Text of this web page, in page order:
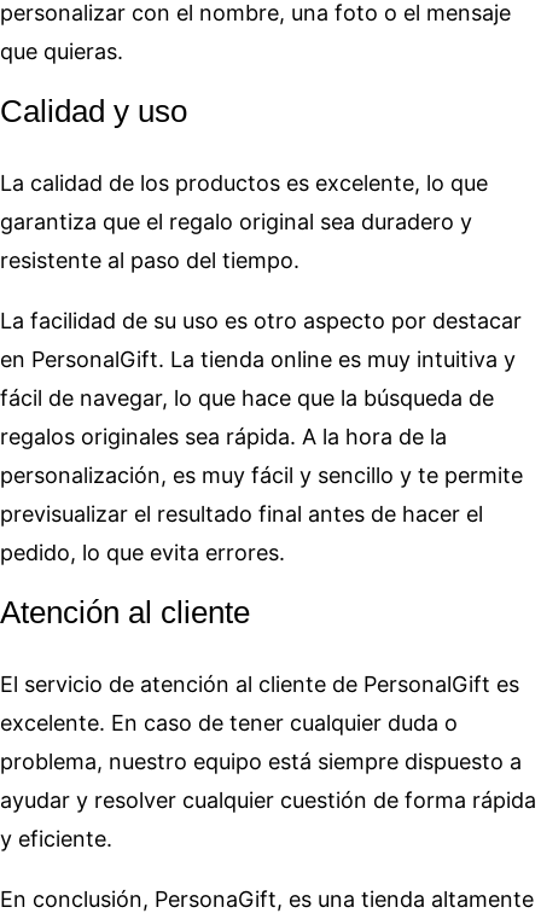
personalizar con el nombre, una foto o el mensaje
que quieras.
Calidad y uso
La calidad de los productos es excelente, lo que
garantiza que el regalo original sea duradero y
resistente al paso del tiempo.
La facilidad de su uso es otro aspecto por destacar
en PersonalGift. La tienda online es muy intuitiva y
fácil de navegar, lo que hace que la búsqueda de
regalos originales sea rápida. A la hora de la
personalización, es muy fácil y sencillo y te permite
previsualizar el resultado final antes de hacer el
pedido, lo que evita errores.
Atención al cliente
El servicio de atención al cliente de PersonalGift es
excelente. En caso de tener cualquier duda o
problema, nuestro equipo está siempre dispuesto a
ayudar y resolver cualquier cuestión de forma rápida
y eficiente.
En conclusión, PersonaGift, es una tienda altamente